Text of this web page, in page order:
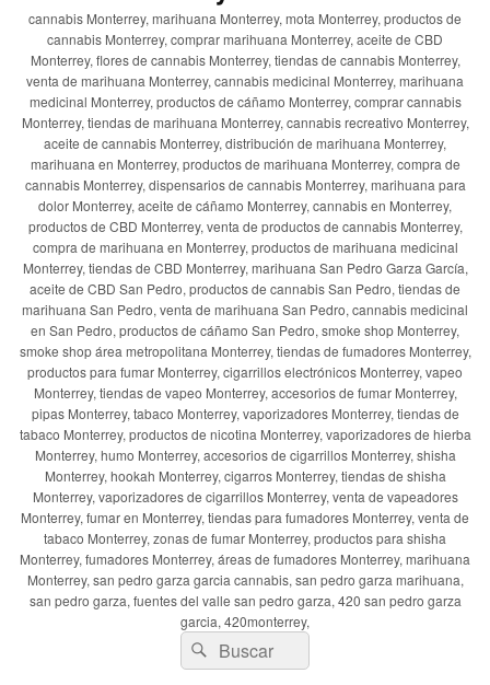
cannabis Monterrey, marihuana Monterrey, mota Monterrey, productos de
cannabis Monterrey, comprar marihuana Monterrey, aceite de CBD
Monterrey, flores de cannabis Monterrey, tiendas de cannabis Monterrey,
venta de marihuana Monterrey, cannabis medicinal Monterrey, marihuana
medicinal Monterrey, productos de cáñamo Monterrey, comprar cannabis
Monterrey, tiendas de marihuana Monterrey, cannabis recreativo Monterrey,
aceite de cannabis Monterrey, distribución de marihuana Monterrey,
marihuana en Monterrey, productos de marihuana Monterrey, compra de
cannabis Monterrey, dispensarios de cannabis Monterrey, marihuana para
dolor Monterrey, aceite de cáñamo Monterrey, cannabis en Monterrey,
productos de CBD Monterrey, venta de productos de cannabis Monterrey,
compra de marihuana en Monterrey, productos de marihuana medicinal
Monterrey, tiendas de CBD Monterrey, marihuana San Pedro Garza García,
aceite de CBD San Pedro, productos de cannabis San Pedro, tiendas de
marihuana San Pedro, venta de marihuana San Pedro, cannabis medicinal
en San Pedro, productos de cáñamo San Pedro, smoke shop Monterrey,
smoke shop área metropolitana Monterrey, tiendas de fumadores Monterrey,
productos para fumar Monterrey, cigarrillos electrónicos Monterrey, vapeo
Monterrey, tiendas de vapeo Monterrey, accesorios de fumar Monterrey,
pipas Monterrey, tabaco Monterrey, vaporizadores Monterrey, tiendas de
tabaco Monterrey, productos de nicotina Monterrey, vaporizadores de hierba
Monterrey, humo Monterrey, accesorios de cigarrillos Monterrey, shisha
Monterrey, hookah Monterrey, cigarros Monterrey, tiendas de shisha
Monterrey, vaporizadores de cigarrillos Monterrey, venta de vapeadores
Monterrey, fumar en Monterrey, tiendas para fumadores Monterrey, venta de
tabaco Monterrey, zonas de fumar Monterrey, productos para shisha
Monterrey, fumadores Monterrey, áreas de fumadores Monterrey, marihuana
Monterrey, san pedro garza garcia cannabis, san pedro garza marihuana,
san pedro garza, fuentes del valle san pedro garza, 420 san pedro garza
garcia, 420monterrey,
Buscar
por:
Buscar